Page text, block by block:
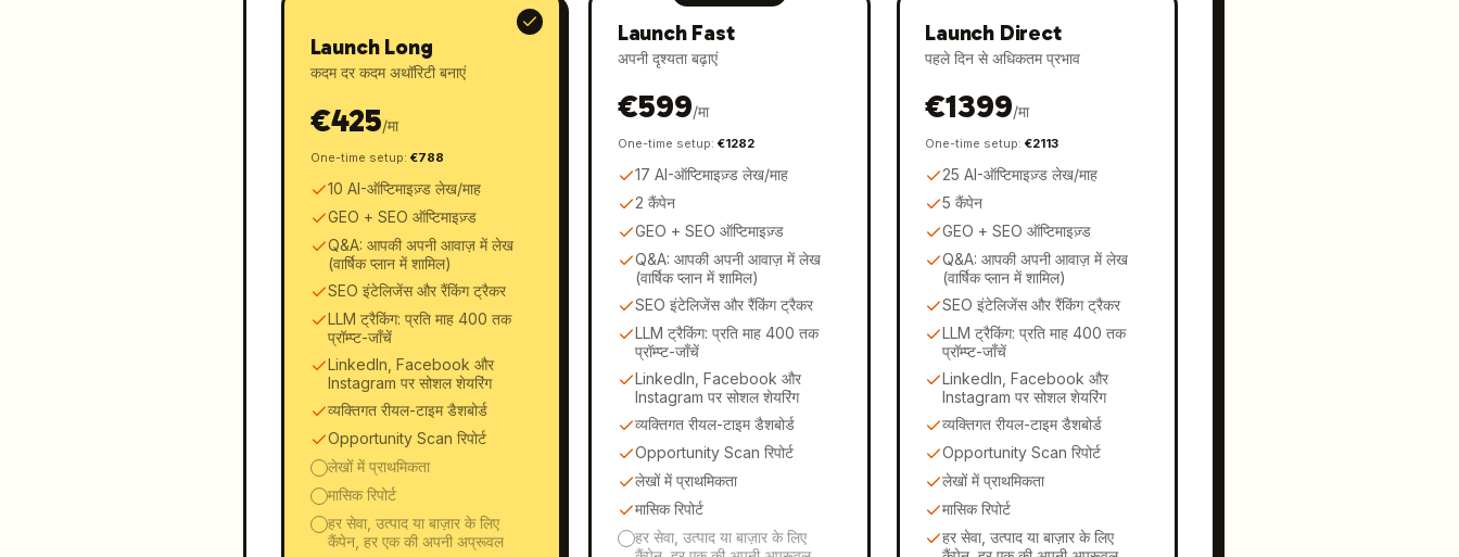
Launch Long
कदम दर कदम अथॉरिटी बनाएं
€425/मा
One-time setup: €788
10 AI-ऑप्टिमाइज़्ड लेख/माह
GEO + SEO ऑप्टिमाइज़्ड
Q&A: आपकी अपनी आवाज़ में लेख
(वार्षिक प्लान में शामिल)
SEO इंटेलिजेंस और रैंकिंग ट्रैकर
LLM ट्रैकिंग: प्रति माह 400 तक
प्रॉम्प्ट-जाँचें
LinkedIn, Facebook और
Instagram पर सोशल शेयरिंग
व्यक्तिगत रीयल-टाइम डैशबोर्ड
Opportunity Scan रिपोर्ट
लेखों में प्राथमिकता
मासिक रिपोर्ट
हर सेवा, उत्पाद या बाज़ार के लिए
कैंपेन, हर एक की अपनी अप्रूवल
Launch Fast
अपनी दृश्यता बढ़ाएं
€599/मा
One-time setup: €1282
17 AI-ऑप्टिमाइज़्ड लेख/माह
2 कैंपेन
GEO + SEO ऑप्टिमाइज़्ड
Q&A: आपकी अपनी आवाज़ में लेख
(वार्षिक प्लान में शामिल)
SEO इंटेलिजेंस और रैंकिंग ट्रैकर
LLM ट्रैकिंग: प्रति माह 400 तक
प्रॉम्प्ट-जाँचें
LinkedIn, Facebook और
Instagram पर सोशल शेयरिंग
व्यक्तिगत रीयल-टाइम डैशबोर्ड
Opportunity Scan रिपोर्ट
लेखों में प्राथमिकता
मासिक रिपोर्ट
हर सेवा, उत्पाद या बाज़ार के लिए
Launch Direct
पहले दिन से अधिकतम प्रभाव
€1399/मा
One-time setup:€2113
25 AI-ऑप्टिमाइज़्ड लेख/माह
5 कैंपेन
GEO + SEO ऑप्टिमाइज़्ड
Q&A: आपकी अपनी आवाज़ में लेख
(वार्षिक प्लान में शामिल)
SEO इंटेलिजेंस और रैंकिंग ट्रैकर
LLM ट्रैकिंग: प्रति माह 400 तक
प्रॉम्प्ट-जाँचें
LinkedIn, Facebook और
Instagram पर सोशल शेयरिंग
व्यक्तिगत रीयल-टाइम डैशबोर्ड
Opportunity Scan रिपोर्ट
लेखों में प्राथमिकता
मासिक रिपोर्ट
हर सेवा, उत्पाद या बाज़ार के लिए